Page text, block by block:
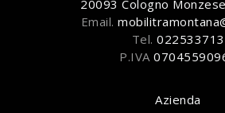
20093 Cologno
Email.
Tel. 022533713
P.IVA
Azienda